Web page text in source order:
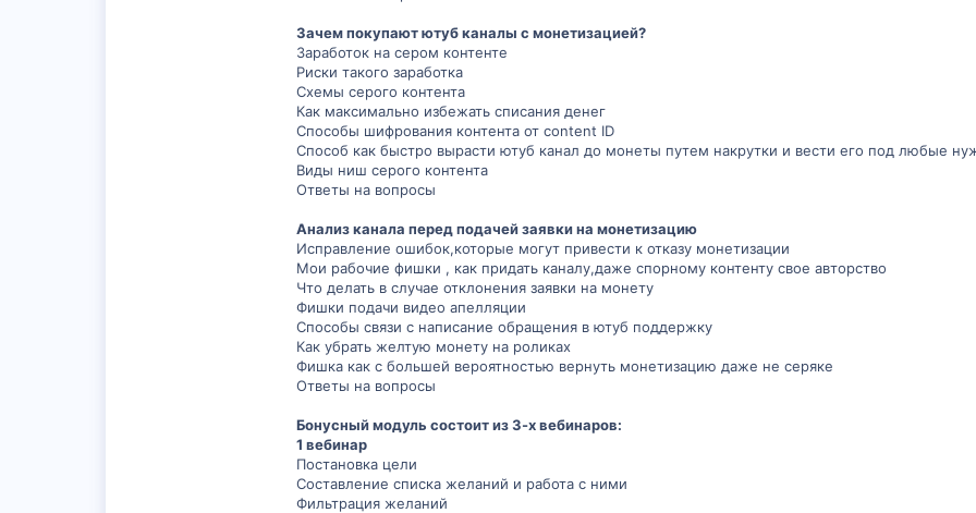
Зачем покупают ютуб каналы с монетизацией?
Заработок на сером контенте
Риски такого заработка
Схемы серого контента
Как максимально избежать списания денег
Способы шифрования контента от content ID
Способ как быстро вырасти ютуб канал до монеты путем накрутки и вести его под любые
Виды ниш серого контента
Ответы на вопросы
Анализ канала перед подачей заявки на монетизацию
Исправление ошибок,которые могут привести к отказу монетизации
Мои рабочие фишки , как придать каналу,даже спорному контенту свое авторство
Что делать в случае отклонения заявки на монету
Фишки подачи видео апелляции
Способы связи с написание обращения в ютуб поддержку
Как убрать желтую монету на роликах
Фишка как с большей вероятностью вернуть монетизацию даже не серяке
Ответы на вопросы
Бонусный модуль состоит из 3-х вебинаров:
1 вебинар
Постановка цели
Составление списка желаний и работа с ними
Фильтрация желаний